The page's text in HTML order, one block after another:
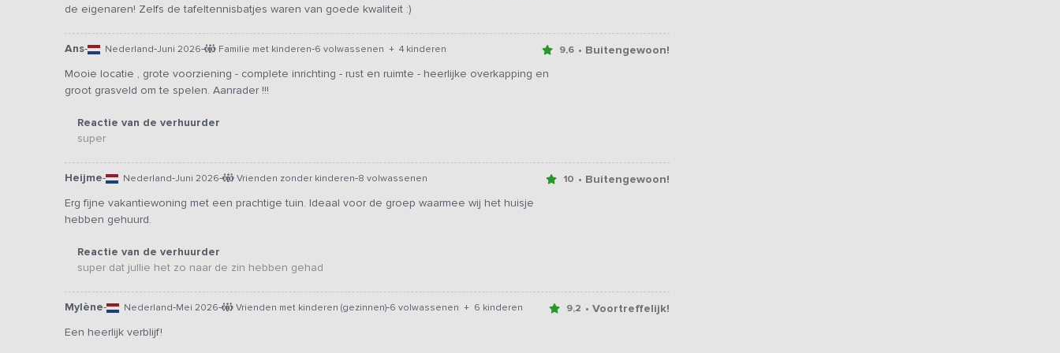
de eigenaren! Zelfs de tafeltennisbatjes waren van goede kwaliteit :)
Ans- Nederland-Juni 2026- Familie met kinderen-6 volwassenen + 4 kinderen 9,6 • Buitengewoon!
Mooie locatie , grote voorziening - complete inrichting - rust en ruimte - heerlijke overkapping en
groot grasveld om te spelen. Aanrader !!!
Reactie van de verhuurder
super
Heijme- Nederland-Juni 2026- Vrienden zonder kinderen-8 volwassenen 10 • Buitengewoon!
Erg fijne vakantiewoning met een prachtige tuin. Ideaal voor de groep waarmee wij het huisje
hebben gehuurd.
Reactie van de verhuurder
super dat jullie het zo naar de zin hebben gehad
Mylène- Nederland-Mei 2026- Vrienden met kinderen (gezinnen)-6 volwassenen + 6 kinderen 9,2 • Voortreffelijk!
Een heerlijk verblijf!